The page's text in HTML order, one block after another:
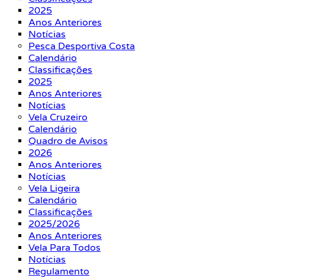
2025
Anos Anteriores
Notícias
Pesca Desportiva Costa
Calendário
Classificações
2025
Anos Anteriores
Notícias
Vela Cruzeiro
Calendário
Quadro de Avisos
2026
Anos Anteriores
Notícias
Vela Ligeira
Calendário
Classificações
2025/2026
Anos Anteriores
Vela Para Todos
Notícias
Regulamento